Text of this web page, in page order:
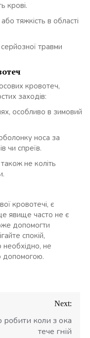
крові.
тяжкість в області
травми
кровотеч,
заходів:
особливо в зимовий
носа за
чи спреїв.
не коліть
кровотечі, є
явище часто не є
допомогти
спокій,
не
допомогою.
Next:
коли з ока
тече гній